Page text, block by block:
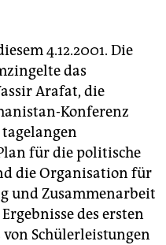
4.12.2001. Die
das
Arafat, die
Konferenz
für die politische
die Organisation für
und Zusammenarbeit
des ersten
Schülerleistungen